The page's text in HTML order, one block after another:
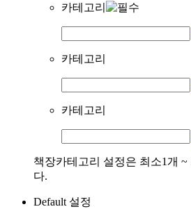
카테고리
카테고리
카테고리
책장카테고리 설정은 최소1개 ~
다.
Default 설정